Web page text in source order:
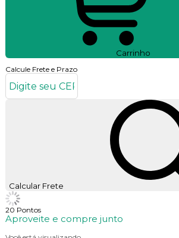
Carrinho
Calcule Frete e Prazo
Calcular Frete
20 Pontos
Aproveite e compre junto